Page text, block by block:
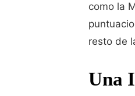
como la
resto de
Una